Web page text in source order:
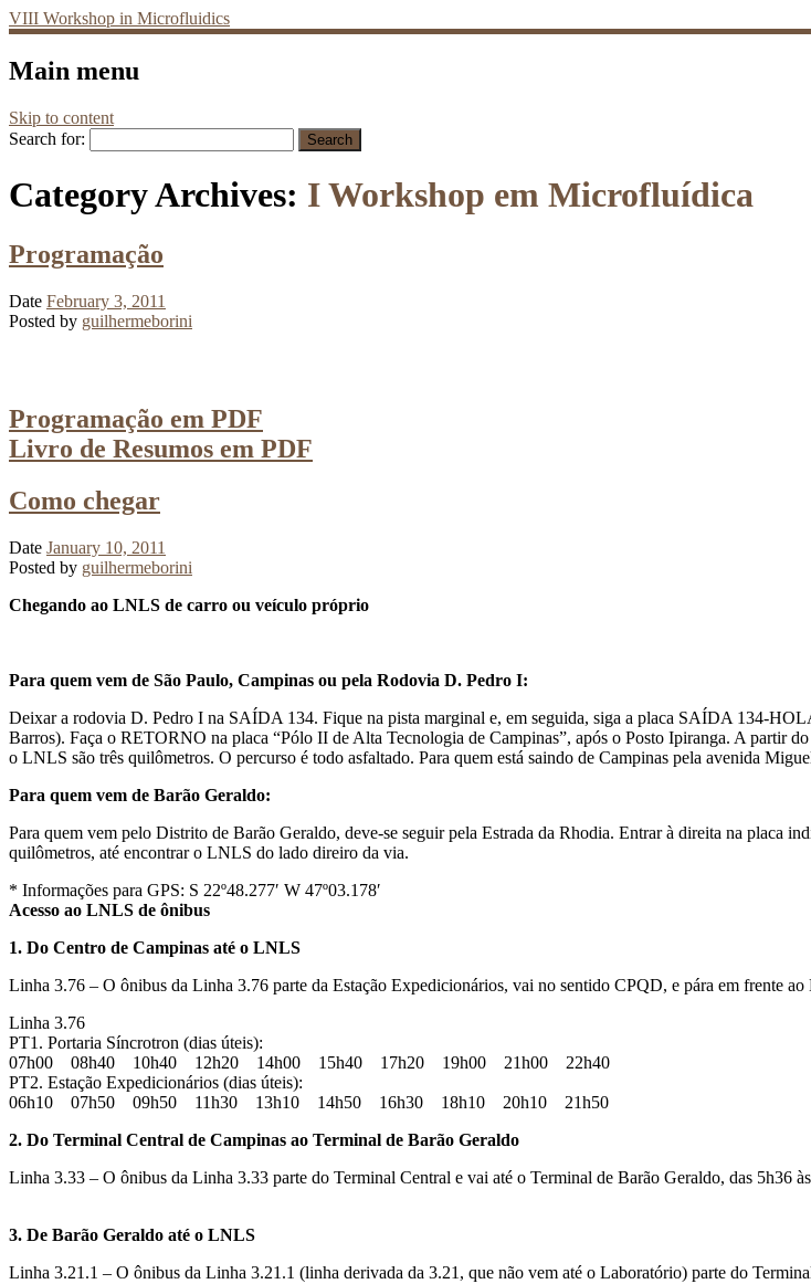
VIII Workshop in Microfluidics
Main menu
Skip to content
Search for:
Category Archives: I Workshop em Microfluídica
Programação
Date February 3, 2011
Posted by guilhermeborini
Programação em PDF
Livro de Resumos em PDF
Como chegar
Date January 10, 2011
Posted by guilhermeborini
Chegando ao LNLS de carro ou veículo próprio
Para quem vem de São Paulo, Campinas ou pela Rodovia D. Pedro I:
Deixar a rodovia D. Pedro I na SAÍDA 134. Fique na pista marginal e, em seguida, siga a placa SAÍDA 134-
Barros). Faça o RETORNO na placa “Pólo II de Alta Tecnologia de Campinas”, após o Posto Ipiranga. A partir
o LNLS são três quilômetros. O percurso é todo asfaltado. Para quem está saindo de Campinas pela avenida
Para quem vem de Barão Geraldo:
Para quem vem pelo Distrito de Barão Geraldo, deve-se seguir pela Estrada da Rhodia. Entrar à direita na placa
quilômetros, até encontrar o LNLS do lado direiro da via.
* Informações para GPS: S 22º48.277′ W 47º03.178′
Acesso ao LNLS de ônibus
1. Do Centro de Campinas até o LNLS
Linha 3.76 – O ônibus da Linha 3.76 parte da Estação Expedicionários, vai no sentido CPQD, e pára em frente
Linha 3.76
PT1. Portaria Síncrotron (dias úteis):
07h00 08h40 10h40 12h20 14h00 15h40 17h20 19h00 21h00 22h40
PT2. Estação Expedicionários (dias úteis):
06h10 07h50 09h50 11h30 13h10 14h50 16h30 18h10 20h10 21h50
2. Do Terminal Central de Campinas ao Terminal de Barão Geraldo
Linha 3.33 – O ônibus da Linha 3.33 parte do Terminal Central e vai até o Terminal de Barão Geraldo, das 5h36
3. De Barão Geraldo até o LNLS
Linha 3.21.1 – O ônibus da Linha 3.21.1 (linha derivada da 3.21, que não vem até o Laboratório) parte do